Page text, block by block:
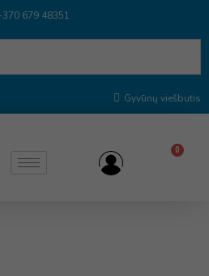
679 48351
Gyvūnų viešbutis
0